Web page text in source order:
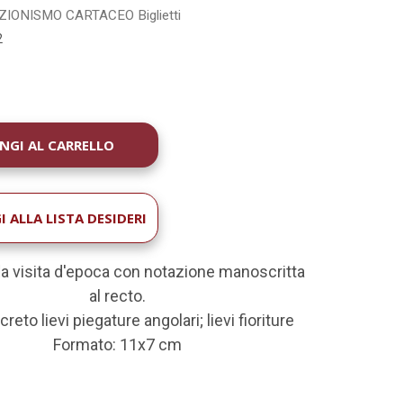
CARTACEO Biglietti
ALLA LISTA DESIDERI
visita d'epoca con notazione manoscritta
al recto.
lievi piegature angolari; lievi fioriture
Formato: 11x7 cm